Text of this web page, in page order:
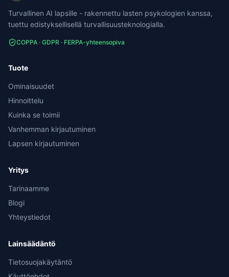
Turvallinen AI lapsille - rakennettu lasten psykologien kanssa,
tuettu edistyksellisellä turvallisuusteknologialla.
COPPA · GDPR · FERPA-yhteensopiva
Tuote
Ominaisuudet
Hinnoittelu
Kuinka se toimii
Vanhemman kirjautuminen
Lapsen kirjautuminen
Yritys
Tarinaamme
Blogi
Yhteystiedot
Lainsäädäntö
Tietosuojakäytäntö